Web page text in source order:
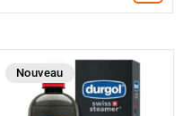
Nouveau